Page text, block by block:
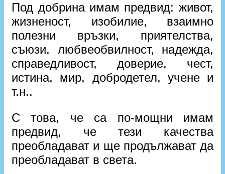
Под добрина имам предвид: живот,
жизненост, изобилие, взаимно
полезни връзки, приятелства,
съюзи, любвеобвилност, надежда,
справедливост, доверие, чест,
истина, мир, добродетел, учене и
т.н..
С това, че са по-мощни имам
предвид, че тези качества
преобладават и ще продължават да
преобладават в света.